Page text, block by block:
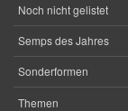
Noch nicht gelistet
Semps des Jahres
Sonderformen
Themen